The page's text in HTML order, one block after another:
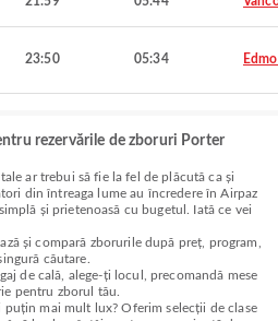
23:50 05:34
rezervările de zboruri Porter
ar trebui să fie la fel de plăcută ca și
din întreaga lume au încredere în Airpaz
și prietenoasă cu bugetul. Iată ce vei
și compară zborurile după preț, program,
căutare.
de cală, alege-ți locul, precomandă mese
pentru zborul tău.
mai mult lux? Oferim selecții de clase